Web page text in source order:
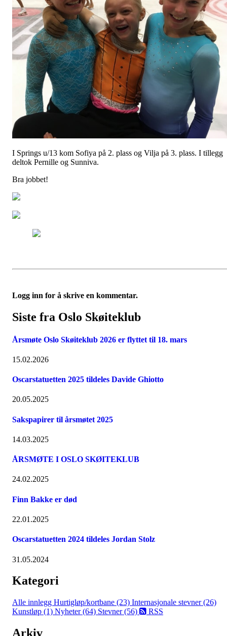
I Springs u/13 kom Sofiya på 2. plass og Vilja på 3. plass. I tillegg
deltok Pernille og Sunniva.
Bra jobbet!
Logg inn for å skrive en kommentar.
Siste fra Oslo Skøiteklub
Årsmøte Oslo Skøiteklub 2026 er flyttet til 18. mars
15.02.2026
Oscarstatuetten 2025 tildeles Davide Ghiotto
20.05.2025
Sakspapirer til årsmøtet 2025
14.03.2025
ÅRSMØTE I OSLO SKØITEKLUB
24.02.2025
Finn Bakke er død
22.01.2025
Oscarstatuetten 2024 tildeles Jordan Stolz
31.05.2024
Kategori
Alle innlegg Hurtigløp/kortbane (23) Internasjonale stevner (26)
Kunstløp (1) Nyheter (64) Stevner (56) RSS
Arkiv